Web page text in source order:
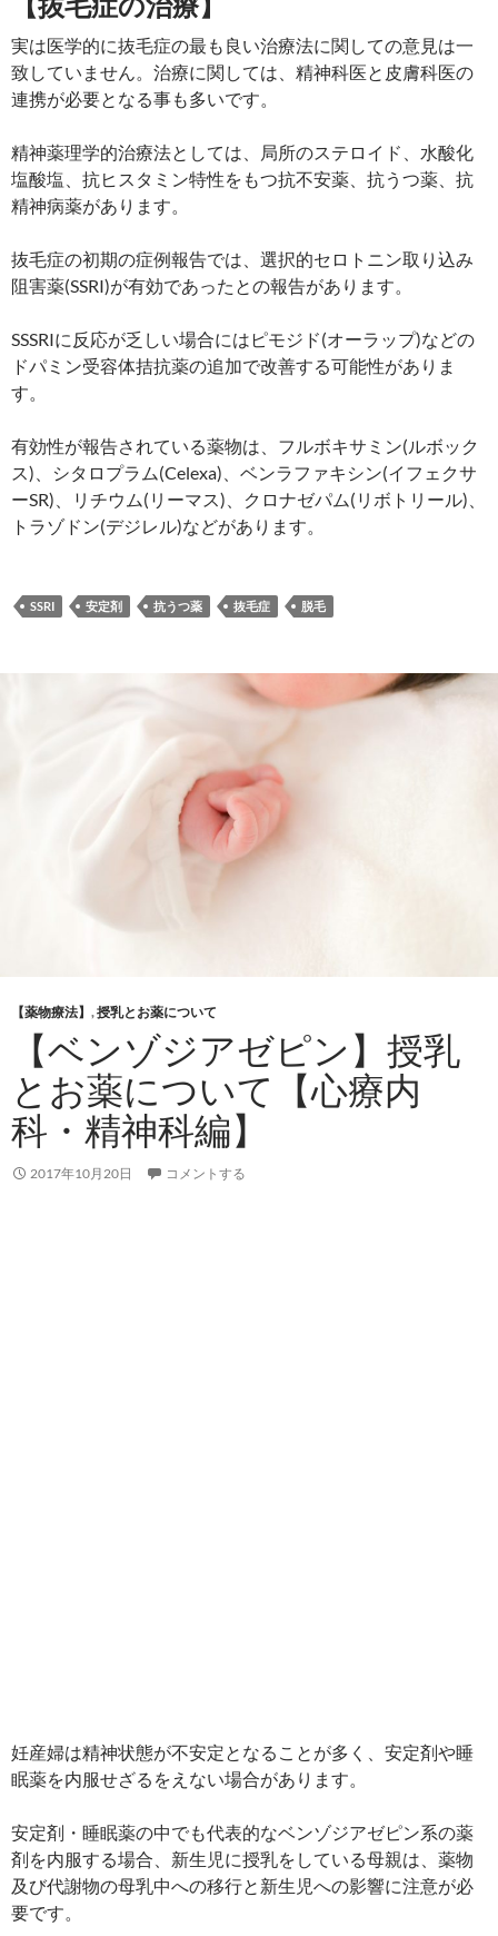
実は医学的に抜毛症の最も良い治療法に関しての意見は一
致していません。治療に関しては、精神科医と皮膚科医の
連携が必要となる事も多いです。
精神薬理学的治療法としては、局所のステロイド、水酸化
塩酸塩、抗ヒスタミン特性をもつ抗不安薬、抗うつ薬、抗
精神病薬があります。
抜毛症の初期の症例報告では、選択的セロトニン取り込み
阻害薬(SSRI)が有効であったとの報告があります。
SSSRIに反応が乏しい場合にはピモジド(オーラップ)などの
ドパミン受容体拮抗薬の追加で改善する可能性がありま
す。
有効性が報告されている薬物は、フルボキサミン(ルボック
ス)、シタロプラム(Celexa)、ベンラファキシン(イフェクサ
ーSR)、リチウム(リーマス)、クロナゼパム(リボトリール)、
トラゾドン(デジレル)などがあります。
SSRI 安定剤 抗うつ薬 抜毛症 脱毛
【薬物療法】 ,授乳とお薬について
【ベンゾジアゼピン】授乳
とお薬について【心療内
科・精神科編】
2017年10月20日 コメントする
妊産婦は精神状態が不安定となることが多く、安定剤や睡
眠薬を内服せざるをえない場合があります。
安定剤・睡眠薬の中でも代表的なベンゾジアゼピン系の薬
剤を内服する場合、新生児に授乳をしている母親は、薬物
及び代謝物の母乳中への移行と新生児への影響に注意が必
要です。